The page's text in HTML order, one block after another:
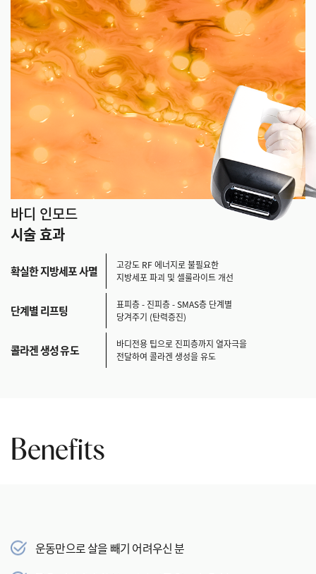
바디 인모드
시술 효과
확실한 지방세포 사멸
고강도 RF 에너지로 불필요한
지방세포 파괴 및 셀룰라이트 개선
단계별 리프팅
표피층 - 진피층 - SMAS층 단계별
당겨주기 (탄력증진)
콜라겐 생성 유도
바디전용 팁으로 진피층까지 열자극을
전달하여 콜라겐 생성을 유도
Benefits
운동만으로 살을 빼기 어려우신 분